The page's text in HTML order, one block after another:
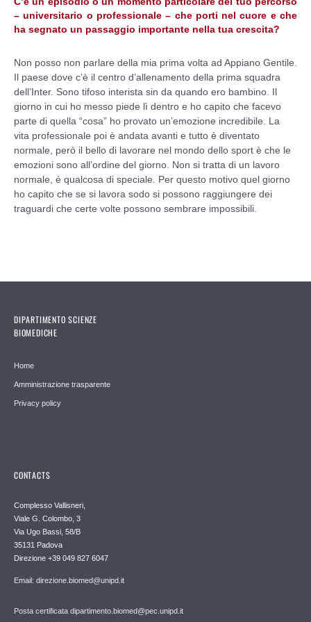
– universitario o professionale – che porti nel cuore e che
ha segnato un passaggio importante nella tua crescita?
Non posso non parlare della mia prima volta ad Appiano Gentile.
Il paese dove c’è il centro d’allenamento della prima squadra
dell’Inter. Sono tifoso interista sin da quando ero bambino. Il
giorno in cui ho messo piede lì dentro e ho capito che facevo
parte di quella “cosa” ho provato un’emozione incredibile. La
vita professionale poi è andata avanti e tutto è diventato
normale, però il bello di lavorare nel mondo dello sport è che le
emozioni sono all’ordine del giorno. Non si tratta di un lavoro
normale, è qualcosa di speciale. Per questo motivo quel giorno
ho capito che se si lavora sodo si possono raggiungere dei
traguardi che certe volte possono sembrare impossibili.
DIPARTIMENTO SCIENZE
BIOMEDICHE
Home
Amministrazione trasparente
Privacy policy
CONTACTS
Complesso Vallisneri,
Viale G. Colombo, 3
Via Ugo Bassi, 58/B
35131 Padova
Direzione +39 049 827 6047
Email: direzione.biomed@unipd.it
Posta certificata dipartimento.biomed@pec.unipd.it